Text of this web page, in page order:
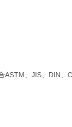
ASTM、JIS、DIN、